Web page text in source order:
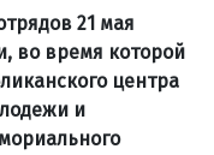
21 мая
во время которой
центра
и